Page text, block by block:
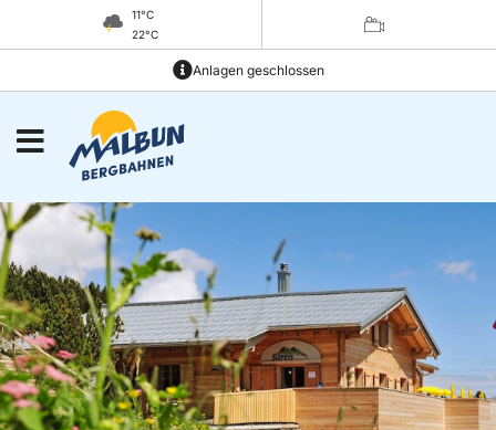
11°C
22°C
Anlagen geschlossen